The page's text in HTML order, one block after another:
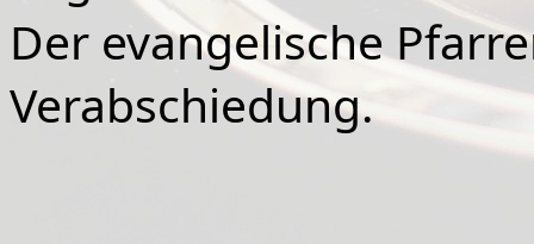
Der evangelische
Verabschiedung.